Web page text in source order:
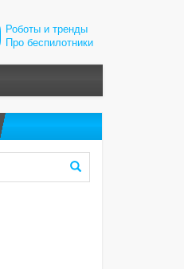
Роботы и тренды
Про беспилотники